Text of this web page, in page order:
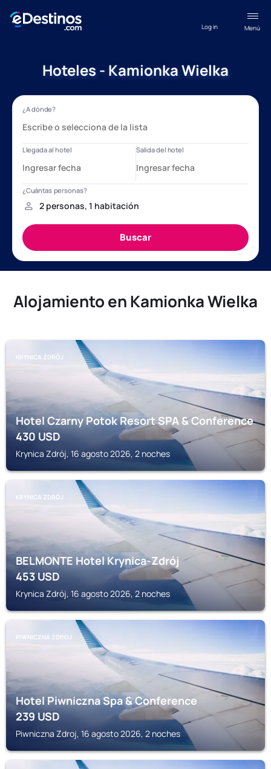
Menú
Log in
Hoteles - Kamionka Wielka
Alojamiento en Kamionka Wielka
KRYNICA ZDRÓJ
Hotel Czarny Potok Resort SPA & Conference
430USD
Krynica Zdrój, 16 agosto 2026, 2 noches
KRYNICA ZDRÓJ
BELMONTE Hotel Krynica-Zdrój
453USD
Krynica Zdrój, 16 agosto 2026, 2 noches
PIWNICZNA ZDROJ
Hotel Piwniczna Spa & Conference
239USD
Piwniczna Zdroj, 16 agosto 2026, 2 noches